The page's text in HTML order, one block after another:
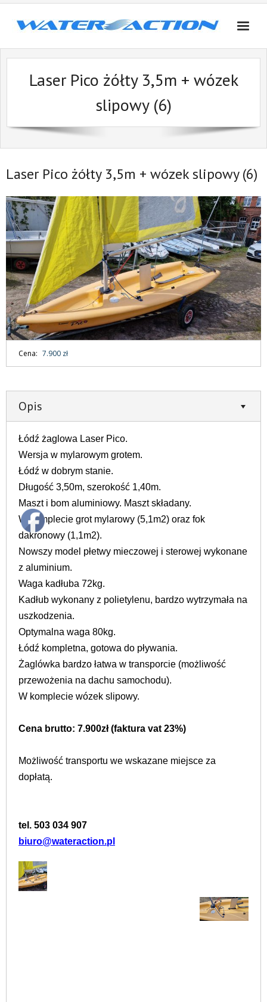
Skip
content
Laser Pico żółty 3,5m + wózek
slipowy (6)
Laser Pico żółty 3,5m + wózek slipowy (6)
Cena: 7.900 zł
Opis
Łódź żaglowa Laser Pico.
Wersja w mylarowym grotem.
Łódź w dobrym stanie.
Długość 3,50m, szerokość 1,40m.
Maszt i bom aluminiowy. Maszt składany.
W komplecie grot mylarowy (5,1m2) oraz fok
dakronowy (1,1m2).
Nowszy model płetwy mieczowej i sterowej wykonane
z aluminium.
Waga kadłuba 72kg.
Kadłub wykonany z polietylenu, bardzo wytrzymała na
uszkodzenia.
Optymalna waga 80kg.
Łódź kompletna, gotowa do pływania.
Żaglówka bardzo łatwa w transporcie (możliwość
przewożenia na dachu samochodu).
W komplecie wózek slipowy.
Cena brutto: 7.900zł (faktura vat 23%)
Możliwość transportu we wskazane miejsce za
dopłatą.
tel. 503 034 907
biuro@wateraction.pl